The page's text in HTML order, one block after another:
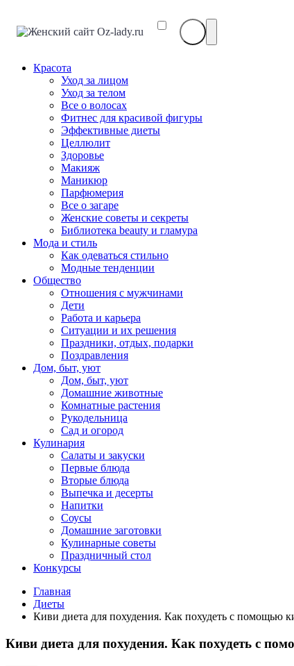
Красота
Уход за лицом
Уход за телом
Все о волосах
Фитнес для красивой фигуры
Эффективные диеты
Целлюлит
Здоровье
Макияж
Маникюр
Парфюмерия
Все о загаре
Женские советы и секреты
Библиотека beauty и гламура
Мода и стиль
Как одеваться стильно
Модные тенденции
Общество
Отношения с мужчинами
Дети
Работа и карьера
Ситуации и их решения
Праздники, отдых, подарки
Поздравления
Дом, быт, уют
Дом, быт, уют
Домашние животные
Комнатные растения
Рукодельница
Сад и огород
Кулинария
Салаты и закуски
Первые блюда
Вторые блюда
Выпечка и десерты
Напитки
Соусы
Домашние заготовки
Кулинарные советы
Праздничный стол
Конкурсы
Главная
Диеты
Киви диета для похудения. Как похудеть с помощью
Киви диета для похудения. Как похудеть с